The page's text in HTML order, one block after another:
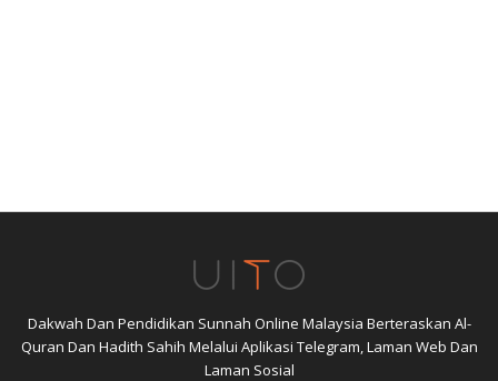
Dakwah Dan Pendidikan Sunnah Online Malaysia Berteraskan Al-
Quran Dan Hadith Sahih Melalui Aplikasi Telegram, Laman Web Dan
Laman Sosial